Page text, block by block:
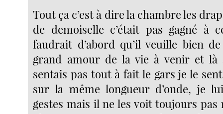
Tout ça c’est à dire la chambre les
de demoiselle c’était pas gagné à
faudrait d’abord qu’il veuille bien
grand amour de la vie à venir et
sentais pas tout à fait le gars je le
sur la même longueur d’onde, je
gestes mais il ne les voit toujours pas